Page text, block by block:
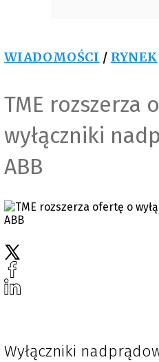
WIADOMOŚCI / RYNEK
TME rozszerza
wyłączniki
ABB
Wyłączniki